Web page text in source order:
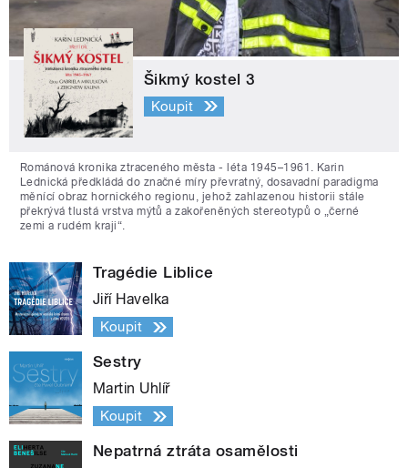
Šikmý kostel 3
Koupit
Románová kronika ztraceného města - léta 1945–1961. Karin
Lednická předkládá do značné míry převratný, dosavadní paradigma
měnící obraz hornického regionu, jehož zahlazenou historii stále
překrývá tlustá vrstva mýtů a zakořeněných stereotypů o „černé
zemi a rudém kraji“.
Tragédie Liblice
Jiří Havelka
Koupit
Sestry
Martin Uhlíř
Koupit
Nepatrná ztráta osamělosti